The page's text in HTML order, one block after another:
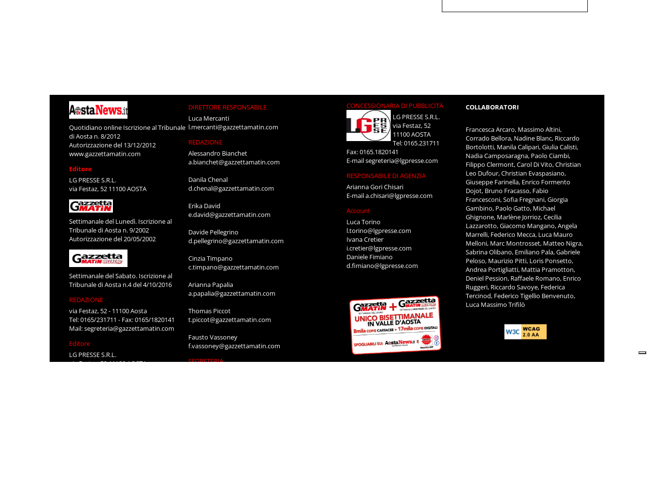
Quotidiano online Iscrizione al Tribunale
di Aosta n. 8/2012
Autorizzazione del 13/12/2012
www.gazzettamatin.com
Editore
LG PRESSE S.R.L.
via Festaz, 52 11100 AOSTA
Settimanale del Lunedì. Iscrizione al
Tribunale di Aosta n. 9/2002
Autorizzazione del 20/05/2002
Settimanale del Sabato. Iscrizione al
Tribunale di Aosta n.4 del 4/10/2016
REDAZIONE
via Festaz, 52 - 11100 Aosta
Tel: 0165/231711 - Fax: 0165/1820141
Mail:segreteria@gazzettamatin.com
Editore
LG PRESSE S.R.L.
via Festaz, 52 11100 AOSTA
DIRETTORE RESPONSABILE
Luca Mercanti
l.mercanti@gazzettamatin.com
REDAZIONE
Alessandro Bianchet
a.bianchet@gazzettamatin.com
Danila Chenal
d.chenal@gazzettamatin.com
Erika David
e.david@gazzettamatin.com
Davide Pellegrino
d.pellegrino@gazzettamatin.com
Cinzia Timpano
c.timpano@gazzettamatin.com
Arianna Papalia
a.papalia@gazzettamatin.com
Thomas Piccot
t.piccot@gazzettamatin.com
Fausto Vassoney
f.vassoney@gazzettamatin.com
SEGRETERIA
CONCESSIONARIA DI PUBBLICITÀ
LG PRESSE S.R.L.
via Festaz, 52
11100 AOSTA
Tel: 0165.231711
Fax: 0165.1820141
E-mailsegreteria@lgpresse.com
RESPONSABILE DI AGENZIA
Arianna Gori Chisari
E-maila.chisari@lgpresse.com
Account
Luca Torino
l.torino@lgpresse.com
Ivana Cretier
i.cretier@lgpresse.com
Daniele Fimiano
d.fimiano@lgpresse.com
COLLABORATORI
Francesca Arcaro, Massimo Altini,
Corrado Bellora, Nadine Blanc, Riccardo
Bortolotti, Manila Calipari, Giulia Calisti,
Nadia Camposaragna, Paolo Ciambi,
Filippo Clermont, Carol Di Vito, Christian
Leo Dufour, Christian Evaspasiano,
Giuseppe Farinella, Enrico Formento
Dojot, Bruno Fracasso, Fabio
Francesconi, Sofia Fregnani, Giorgia
Gambino, Paolo Gatto, Michael
Ghignone, Marlène Jorrioz, Cecilia
Lazzarotto, Giacomo Mangano, Angela
Marrelli, Federico Mecca, Luca Mauro
Melloni, Marc Montrosset, Matteo Nigra,
Sabrina Olibano, Emiliano Pala, Gabriele
Peloso, Maurizio Pitti, Loris Ponsetto,
Andrea Portigliatti, Mattia Pramotton,
Deniel Pession, Raffaele Romano, Enrico
Ruggeri, Riccardo Savoye, Federica
Tercinod, Federico Tigellio Benvenuto,
Luca Massimo Trifilò